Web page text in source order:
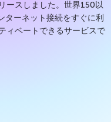
ースしました。世界150以
ターネット接続をすぐに利
ィベートできるサービスで